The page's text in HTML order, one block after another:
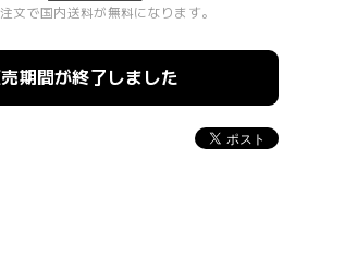
文で国内送料が無料になります。
期間が終了しました